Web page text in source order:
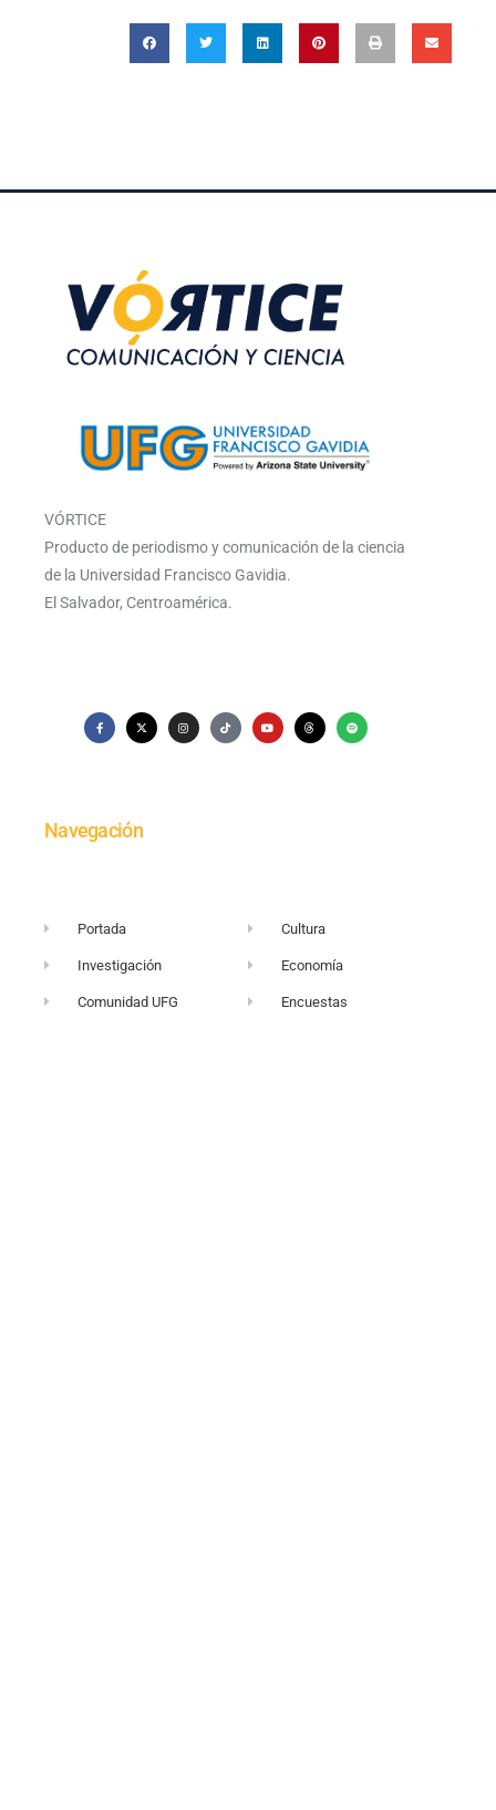
VÓRTICE
Producto de periodismo y comunicación de la ciencia
de la Universidad Francisco Gavidia.
El Salvador, Centroamérica.
Navegación
Portada
Investigación
Comunidad UFG
Cultura
Economía
Encuestas